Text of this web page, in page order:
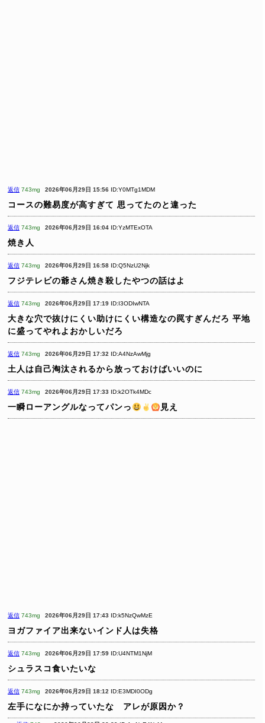
返信 743mg 2026年06月29日 15:56 ID:Y0MTg1MDM
コースの難易度が高すぎて 思ってたのと違った
返信 743mg 2026年06月29日 16:04 ID:YzMTExOTA
焼き人
返信 743mg 2026年06月29日 16:58 ID:Q5NzU2Njk
フジテレビの爺さん焼き殺したやつの話はよ
返信 743mg 2026年06月29日 17:19 ID:I3ODIwNTA
大きな穴で抜けにくい助けにくい構造なの罠すぎんだろ 平地
に盛ってやれよおかしいだろ
返信 743mg 2026年06月29日 17:32 ID:A4NzAwMjg
土人は自己淘汰されるから放っておけばいいのに
返信 743mg 2026年06月29日 17:33 ID:k2OTk4MDc
一瞬ローアングルなってパンっ 見え
返信 743mg 2026年06月29日 17:43 ID:k5NzQwMzE
ヨガファイア出来ないインド人は失格
返信 743mg 2026年06月29日 17:59 ID:U4NTM1NjM
シュラスコ食いたいな
返信 743mg 2026年06月29日 18:12 ID:E3MDI0ODg
左手になにか持っていたな アレが原因か？